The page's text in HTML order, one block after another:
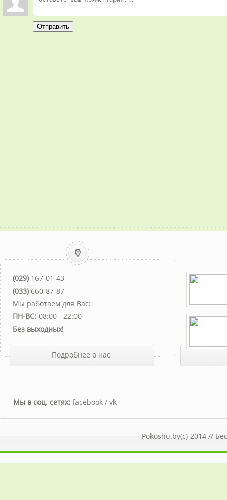
Отправить
(029) 167-01-43
(033) 660-87-87
Мы работаем для Вас:
ПН-ВС: 08:00 - 22:00
Без выходных!
Подробнее о нас
Мы в соц. сетях: facebook / vk
Pokoshu.by(c) 2014 //